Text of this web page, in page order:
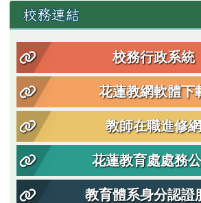
左邊區域內容
校務連結
校務行政系統
花蓮教網軟體下
教師在職進修網
花蓮教育處處務
教育體系身分認證